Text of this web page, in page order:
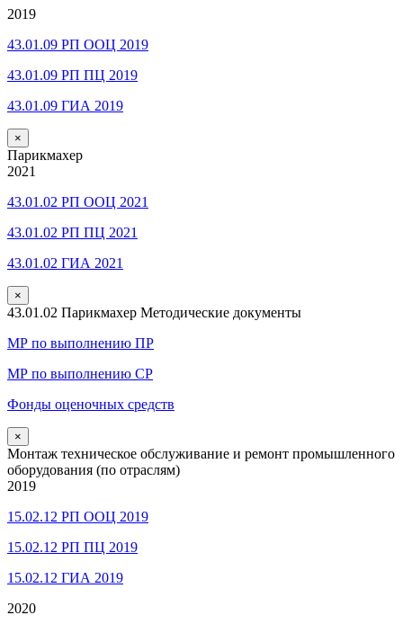
2019
43.01.09 РП ООЦ 2019
43.01.09 РП ПЦ 2019
43.01.09 ГИА 2019
×
Парикмахер
2021
43.01.02 РП ООЦ 2021
43.01.02 РП ПЦ 2021
43.01.02 ГИА 2021
×
43.01.02 Парикмахер Методические документы
МР по выполнению ПР
МР по выполнению СР
Фонды оценочных средств
×
Монтаж техническое обслуживание и ремонт промышленного
оборудования (по отраслям)
2019
15.02.12 РП ООЦ 2019
15.02.12 РП ПЦ 2019
15.02.12 ГИА 2019
2020